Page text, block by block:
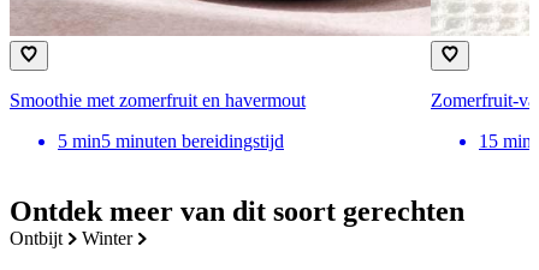
Ontdek meer van dit soort gerechten
ontbijt winter
Smoothie met zomerfruit en havermout
5 min5 minuten bereidingstijd
Zomerfruit-
15 min